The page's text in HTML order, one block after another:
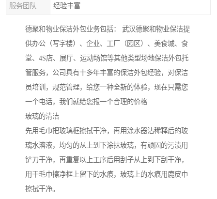
服务团队 经验丰富
德聚和物业保洁外包业务包括： 武汉德聚和物业保洁提
供办公（写字楼）、企业、工厂（园区）、美食城、食
堂、4S店、展厅、运动场馆等其他类型场地保洁外包托
管服务，公司具有十多年丰富的保洁外包经验，对保洁
员培训，规范管理，给您一种全新的体验，现在只需您
一个电话，我们就给您报一个合理的价格
玻璃的清洁
先用毛巾把玻璃框擦拭干净，再用涂水器沾稀释后的玻
璃水溶液，均匀的从上到下涂抹玻璃，有顽固的污渍用
铲刀干净，再重复以上工序后用刮子从上到下刮干净，
用干毛巾擦净框上留下的水痕，玻璃上的水痕用鹿皮巾
擦拭干净。